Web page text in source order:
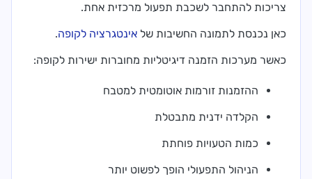
צריכות להתחבר לשכבת תפעול מרכזית אחת.
כאן נכנסת לתמונה החשיבות של אינטגרציה לקופה.
כאשר מערכות הזמנה דיגיטליות מחוברות ישירות לקופה:
ההזמנות זורמות אוטומטית למטבח
הקלדה ידנית מתבטלת
כמות הטעויות פוחתת
הניהול התפעולי הופך לפשוט יותר